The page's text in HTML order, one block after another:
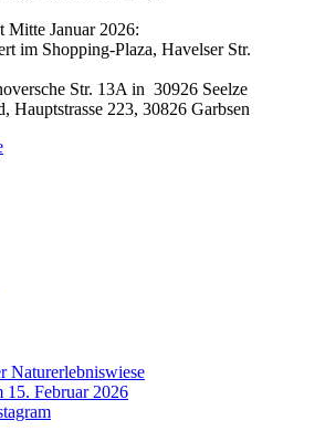
Mitte Januar 2026:
im Shopping-Plaza, Havelser Str.
Str. 13A in 30926 Seelze
Hauptstrasse 223, 30826 Garbsen
Naturerlebniswiese
15. Februar 2026